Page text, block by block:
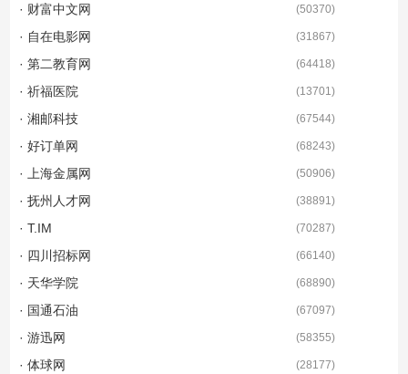
· 财富中文网 (50370)
· 自在电影网 (31867)
· 第二教育网 (64418)
· 祈福医院 (13701)
· 湘邮科技 (67544)
· 好订单网 (68243)
· 上海金属网 (50906)
· 抚州人才网 (38891)
· T.IM (70287)
· 四川招标网 (66140)
· 天华学院 (68890)
· 国通石油 (67097)
· 游迅网 (58355)
· 体球网 (28177)